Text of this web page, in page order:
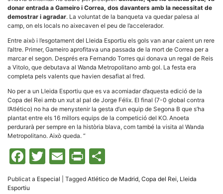
donar entrada a Gameiro i Correa, dos davanters amb la necessitat de
demostrar i agradar. La voluntat de la banqueta va quedar palesa al
camp, on els locals no aixecaven el peu de l’accelerador.
Entre això i l’esgotament del Lleida Esportiu els gols van anar caient un rere
l’altre. Primer, Gameiro aprofitava una passada de la mort de Correa per a
marcar el segon. Després era Fernando Torres qui donava un regal de Reis
a Vitolo, que debutava al Wanda Metropolitano amb gol. La festa era
completa pels valents que havien desafiat al fred.
No per a un Lleida Esportiu que es va acomiadar d’aquesta edició de la
Copa del Rei amb un xut al pal de Jorge Félix. El final (7-0 global contra
l’Atlético) no ha de menystenir la gesta d’un equip de Segona B que s’ha
plantat entre els 16 millors equips de la competició del KO. Anoeta
perdurarà per sempre en la història blava, com també la visita al Wanda
Metropolitano. Això queda. “
Facebook
Twitter
Email
Print
Publicat a Especial Tagged Atlético de Madrid, Copa del Rei, Lleida
Esportiu